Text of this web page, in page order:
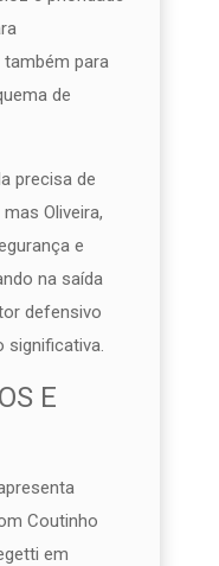
para
de
precisa de
Oliveira,
e
na saída
defensivo
significativa.
E
Coutinho
em